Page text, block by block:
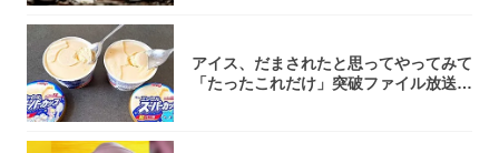
アイス、だまされたと思ってやってみて
「たったこれだけ」突破ファイル放送で